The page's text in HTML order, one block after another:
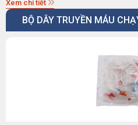
Xem chi tiết
BỘ DÂY TRUYỀN MÁU